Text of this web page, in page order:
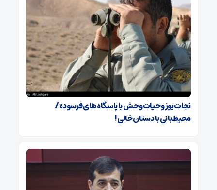
نجات یوز و حیات‌وحش با پاسگاه‌های فرسوده/
‌محیط‌بانی با دستان خالی!